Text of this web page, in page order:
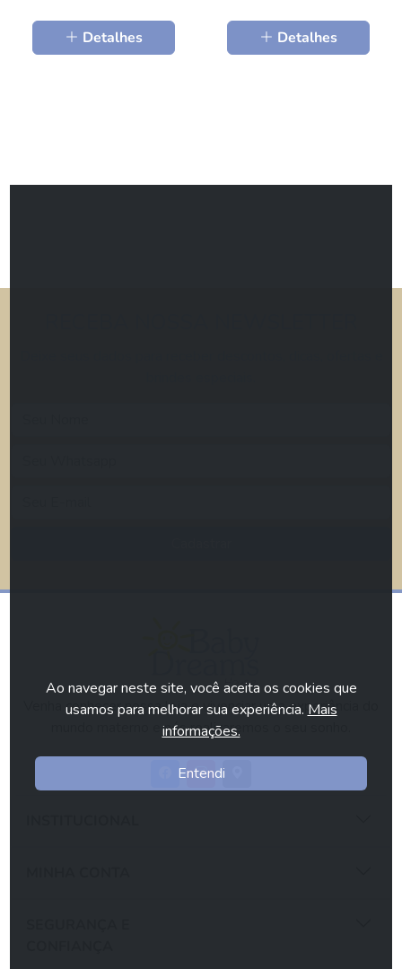
Detalhes Detalhes
Venha conhecer nossa loja e vivenciar uma experiência do
mundo materno e nós realizaremos o seu sonho.
Ao navegar neste site, você aceita os cookies que
usamos para melhorar sua experiência. Mais
informações.
Entendi